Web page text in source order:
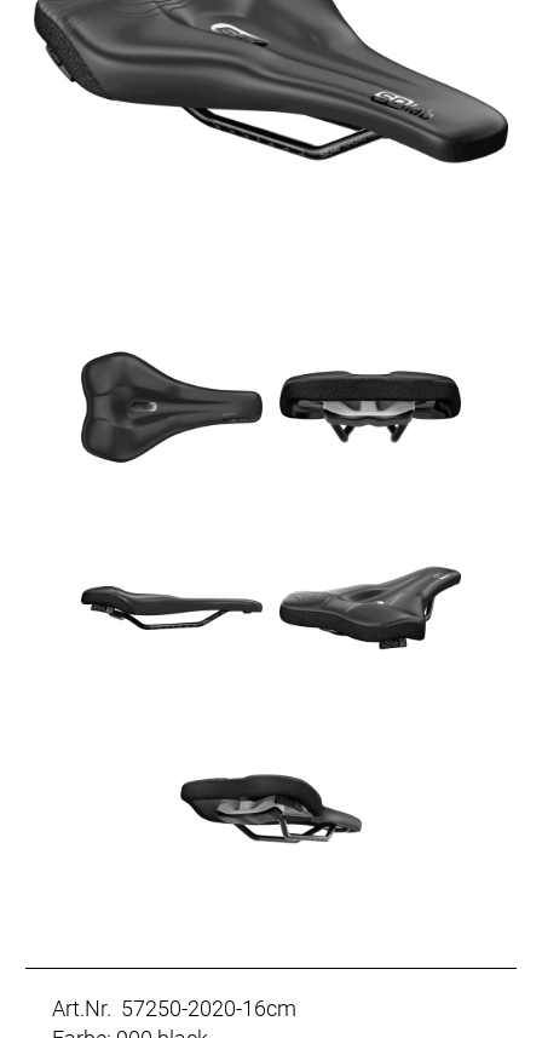
Art.Nr. 57250-2020-16cm